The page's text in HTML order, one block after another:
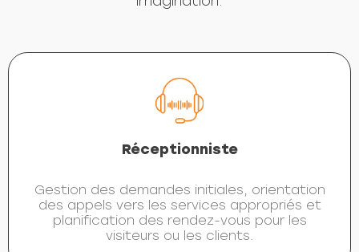
Réceptionniste
Gestion des demandes initiales, orientation
des appels vers les services appropriés et
planification des rendez-vous pour les
visiteurs ou les clients.